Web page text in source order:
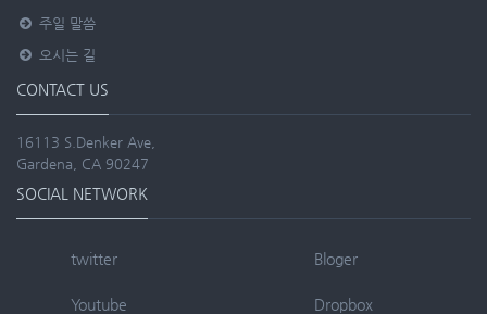
주일 말씀
오시는 길
CONTACT US
16113 S.Denker Ave,
Gardena, CA 90247
SOCIAL NETWORK
twitter
Youtube
Bloger
Dropbox